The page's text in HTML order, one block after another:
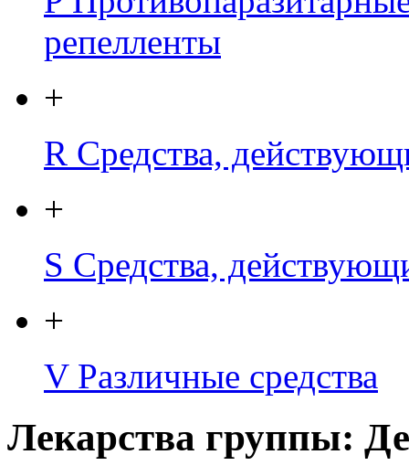
репелленты
+
R Средства,
+
S Средства,
+
V Различные средства
Лекарства группы: